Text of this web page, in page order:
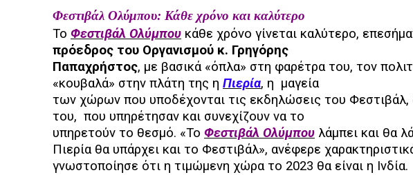
Φεστιβάλ Ολύμπου: Κάθε χρόνο και καλύτερο
Το Φεστιβάλ Ολύμπου κάθε χρόνο γίνεται καλύτερο,
πρόεδρος του Οργανισμού κ. Γρηγόρης
Παπαχρήστος, με βασικά «όπλα» στη φαρέτρα του, τον
«κουβαλά» στην πλάτη της η Πιερία, η μαγεία
των χώρων που υποδέχονται τις εκδηλώσεις του Φεστιβάλ,
του, που υπηρέτησαν και συνεχίζουν να το
υπηρετούν το θεσμό. «Το Φεστιβάλ Ολύμπου λάμπει και θα
Πιερία θα υπάρχει και το Φεστιβάλ», ανέφερε
γνωστοποίησε ότι η τιμώμενη χώρα το 2023 θα είναι η Ινδία.